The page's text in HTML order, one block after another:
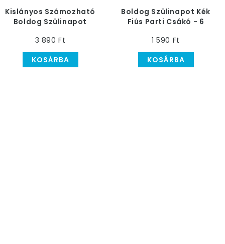
Kislányos Számozható
Boldog Szülinapot
3 890 Ft
KOSÁRBA
Boldog Szülinapot Kék
Fiús Parti Csákó - 6
1 590 Ft
KOSÁRBA